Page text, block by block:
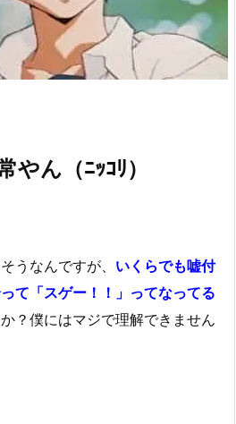
やん（ﾆｯｺﾘ）
うなんですが、 いくらでも嘘付
て「スゲー！！」ってなってる
？僕にはマジで理解できません